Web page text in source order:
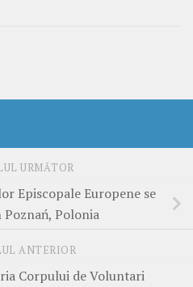
URMĂTOR
Episcopale Europene se
Polonia
ANTERIOR
Corpului de Voluntari